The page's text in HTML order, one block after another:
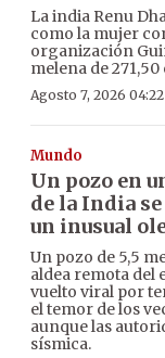
La india Renu
como la mujer
organización
melena de
Agosto 7, 2026 04:22
Mundo
Un pozo en
de la India
un inusual
Un pozo de 5,5
aldea remota del
vuelto viral por
el temor de los
aunque las
sísmica.